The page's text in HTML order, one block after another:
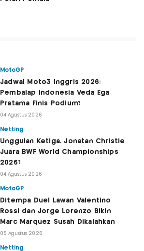
MotoGP
Jadwal Moto3 Inggris 2026:
Pembalap Indonesia Veda Ega
Pratama Finis Podium?
04 Agustus 2026
Netting
Unggulan Ketiga, Jonatan Christie
Juara BWF World Championships
2026?
04 Agustus 2026
MotoGP
Ditempa Duel Lawan Valentino
Rossi dan Jorge Lorenzo Bikin
Marc Marquez Susah Dikalahkan
05 Agustus 2026
Netting